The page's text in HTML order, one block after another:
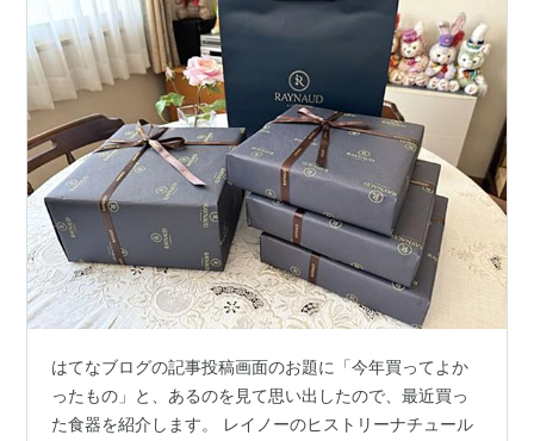
はてなブログの記事投稿画面のお題に「今年買ってよか
ったもの」と、あるのを見て思い出したので、最近買っ
た食器を紹介します。 レイノーのヒストリーナチュール